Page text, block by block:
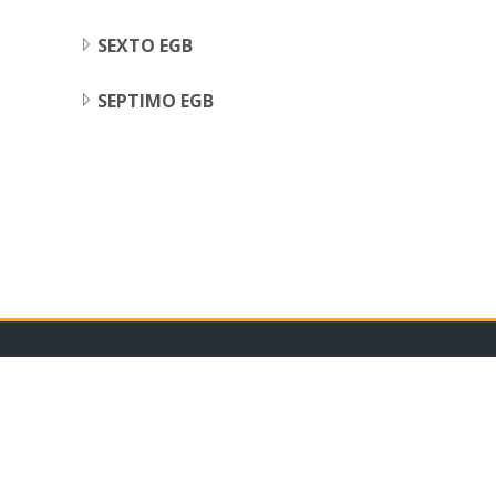
SEXTO EGB
SEPTIMO EGB